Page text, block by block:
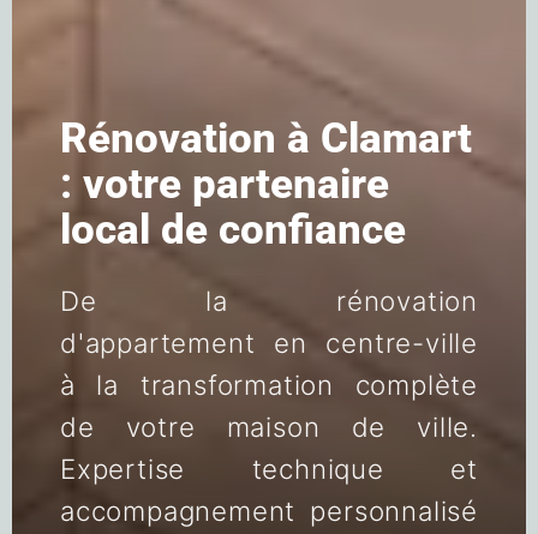
Rénovation à Clamart
: votre partenaire
local de confiance
De la rénovation
d'appartement en centre-ville
à la transformation complète
de votre maison de ville.
Expertise technique et
accompagnement personnalisé